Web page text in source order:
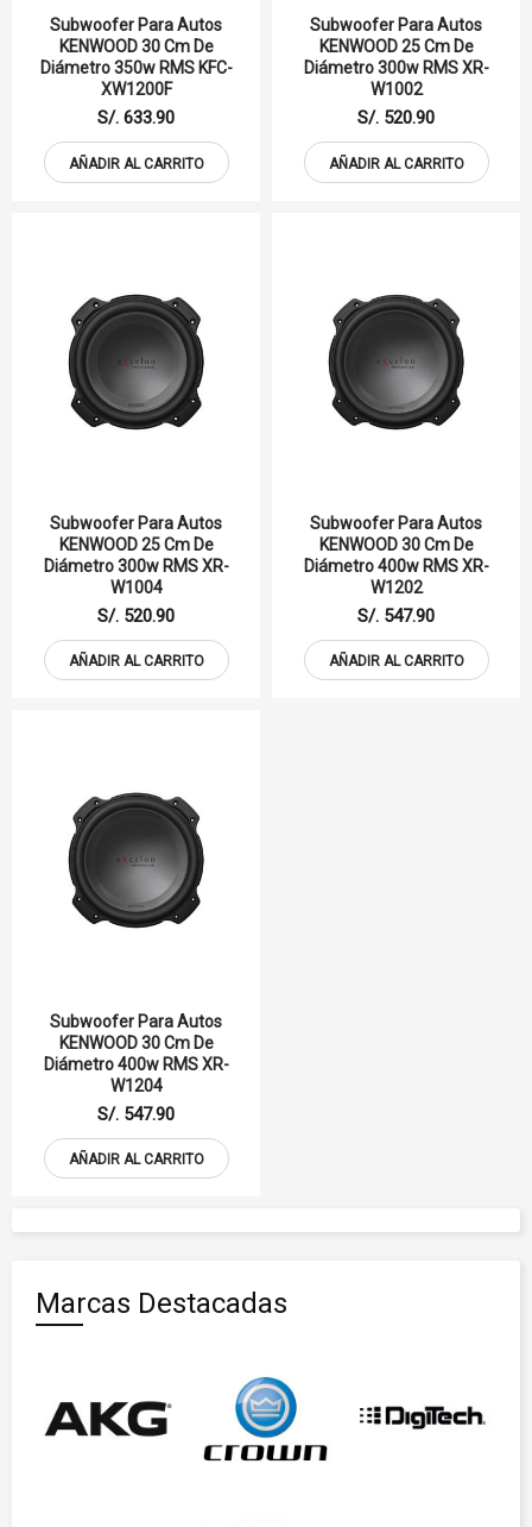
Subwoofer Para Autos
KENWOOD 30 Cm De
Diámetro 350w RMS KFC-
XW1200F
S/. 633.90
AÑADIR AL CARRITO
Subwoofer Para Autos
KENWOOD 25 Cm De
Diámetro 300w RMS XR-
W1002
S/. 520.90
AÑADIR AL CARRITO
Subwoofer Para Autos
KENWOOD 25 Cm De
Diámetro 300w RMS XR-
W1004
S/. 520.90
AÑADIR AL CARRITO
Subwoofer Para Autos
KENWOOD 30 Cm De
Diámetro 400w RMS XR-
W1202
S/. 547.90
AÑADIR AL CARRITO
Subwoofer Para Autos
KENWOOD 30 Cm De
Diámetro 400w RMS XR-
W1204
S/. 547.90
AÑADIR AL CARRITO
Marcas Destacadas